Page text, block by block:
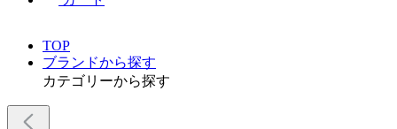
TOP
ブランドから探す
カテゴリーから探す